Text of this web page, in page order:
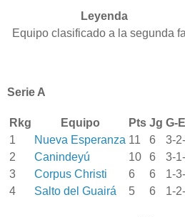
Leyenda
Equipo clasificado a la segunda
Serie A
Rkg Equipo Pts Jg G-
1
Nueva Esperanza 11 6 3-
2
Canindeyú 10 6 3-
3
Corpus Christi 6 6 1-
4
Salto del Guairá 5 6 1-